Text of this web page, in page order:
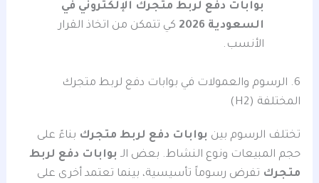
بوابات دفع لربط متجرك الإلكتروني في
السعودية 2026
كي تتمكن من اتخاذ القرار
الأنسب.
6. الرسوم والعمولات في بوابات دفع لربط متجرك
المختلفة (H2)
تختلف الرسوم بين بوابات دفع لربط متجرك بناءً على
حجم المبيعات ونوع النشاط. بعض الـ بوابات دفع لربط
متجرك تفرض رسوماً تأسيسية، بينما تعتمد أخرى على